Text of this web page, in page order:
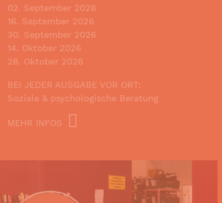
02. September 2026
16. September 2026
30. September 2026
14. Oktober 2026
28. Oktober 2026
BEI JEDER AUSGABE VOR ORT:
Soziale & psychologische Beratung
MEHR INFOS